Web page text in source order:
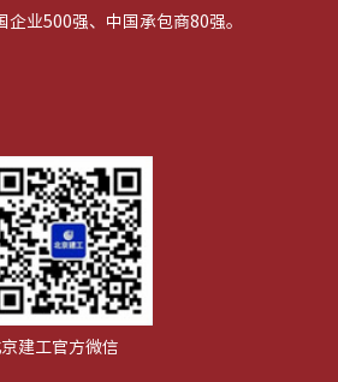
企业500强、中国承包商80强。
建工官方微信